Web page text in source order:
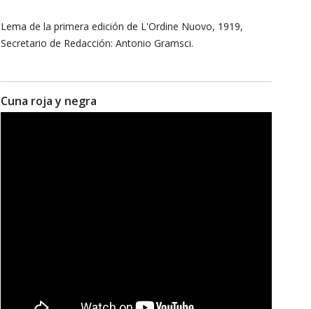
Lema de la primera edición de L'Ordine Nuovo, 1919,
Secretario de Redacción: Antonio Gramsci.
Cuna roja y negra